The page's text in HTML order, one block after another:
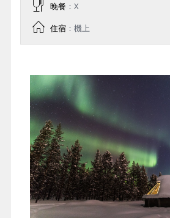
晚餐 ：X
住宿：機上